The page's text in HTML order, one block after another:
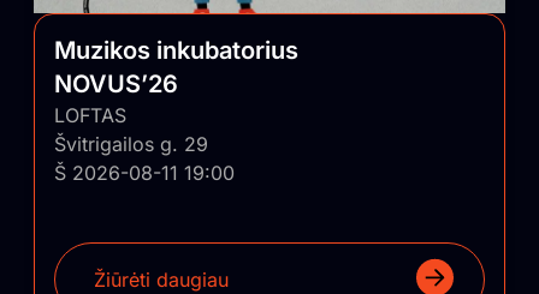
Muzikos inkubatorius
NOVUS’26
LOFTAS
Švitrigailos g. 29
Š 2026-08-11 19:00
Žiūrėti daugiau